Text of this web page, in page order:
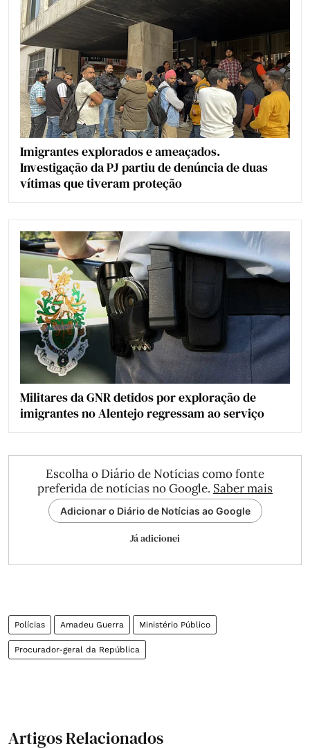
Imigrantes explorados e ameaçados.
Investigação da PJ partiu de denúncia de duas
vítimas que tiveram proteção
Militares da GNR detidos por exploração de
imigrantes no Alentejo regressam ao serviço
Escolha o Diário de Notícias como fonte
preferida de notícias no Google. Saber mais
Adicionar o Diário de Notícias ao Google
Já adicionei
Polícias Amadeu Guerra Ministério Público
Procurador-geral da República
Artigos Relacionados